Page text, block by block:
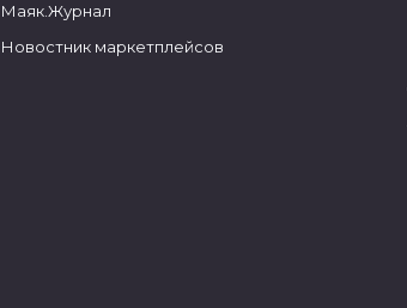
Маяк.Журнал
Новостник маркетплейсов